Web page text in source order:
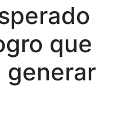
que
generar